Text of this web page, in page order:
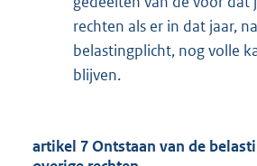
rechten als er in dat jaar,
belastingplicht, nog volle
blijven.
artikel 7 Ontstaan van de